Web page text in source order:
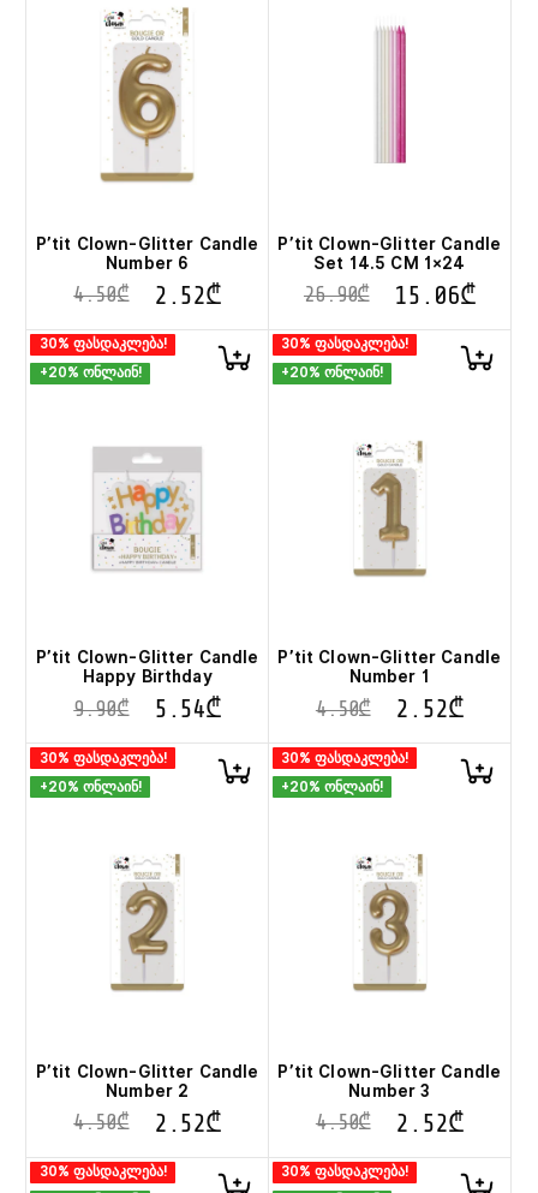
P’tit Clown-Glitter Candle
Number 6
4.50₾ 2.52₾
P’tit Clown-Glitter Candle
Set 14.5 CM 1×24
26.90₾ 15.06₾
30% ფასდაკლება!
+20% ონლაინ!
P’tit Clown-Glitter Candle
Happy Birthday
9.90₾ 5.54₾
30% ფასდაკლება!
+20% ონლაინ!
P’tit Clown-Glitter Candle
Number 1
4.50₾ 2.52₾
30% ფასდაკლება!
+20% ონლაინ!
P’tit Clown-Glitter Candle
Number 2
4.50₾ 2.52₾
30% ფასდაკლება!
+20% ონლაინ!
P’tit Clown-Glitter Candle
Number 3
4.50₾ 2.52₾
30% ფასდაკლება!
30% ფასდაკლება!